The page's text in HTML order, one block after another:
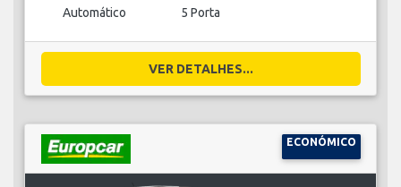
Automático 5 Porta
VER DETALHES...
ECONÓMICO